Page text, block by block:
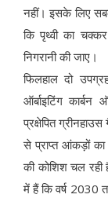
नहीं। इसके लिए
कि पृथ्वी का
निगरानी की जाए।
फिलहाल दो
ऑर्बाइटिंग
प्रक्षेपित
से प्राप्त आंकड़ों
की कोशिश चल रही
में हैं कि वर्ष 2030